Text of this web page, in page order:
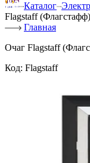
Каталог
Flagstaff (Флагстафф)
Главная
Очаг Flagstaff
Код: Flagstaff